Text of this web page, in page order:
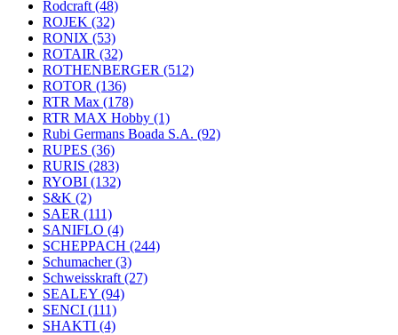
Rodcraft (48)
ROJEK (32)
RONIX (53)
ROTAIR (32)
ROTHENBERGER (512)
ROTOR (136)
RTR Max (178)
RTR MAX Hobby (1)
Rubi Germans Boada S.A. (92)
RUPES (36)
RURIS (283)
RYOBI (132)
S&K (2)
SAER (111)
SANIFLO (4)
SCHEPPACH (244)
Schumacher(3)
Schweisskraft (27)
SEALEY (94)
SENCI (111)
SHAKTI (4)